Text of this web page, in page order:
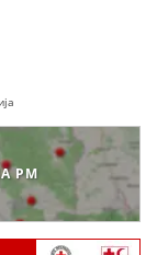
РМ